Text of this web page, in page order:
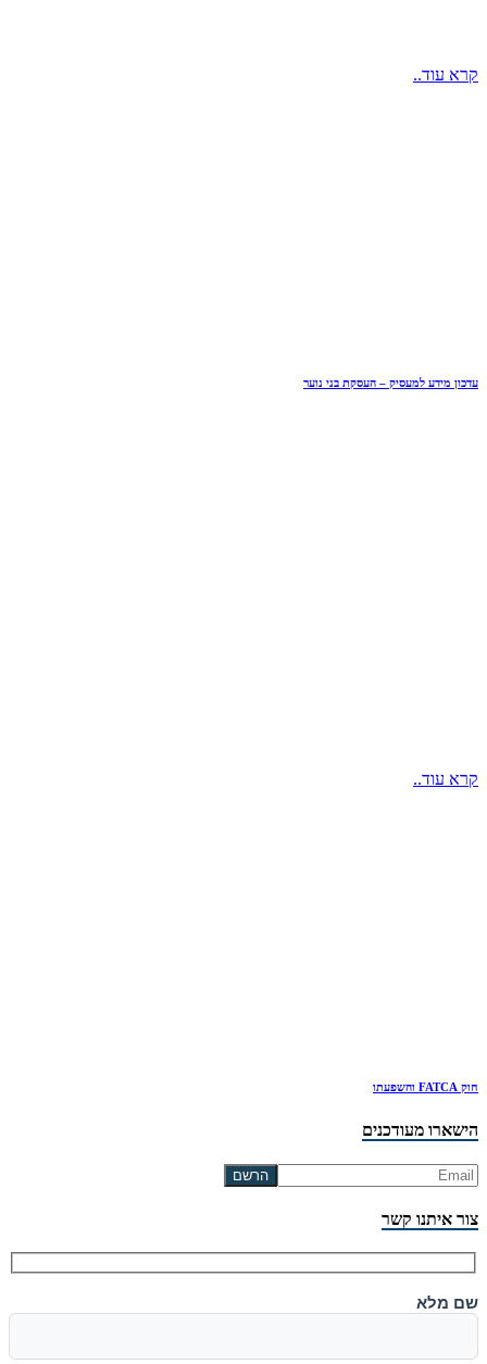
קרא עוד..
עדכון מידע למעסיק – העסקת בני נוער
קרא עוד..
חוק FATCA והשפעתו
הישארו מעודכנים
צור איתנו קשר
שם מלא